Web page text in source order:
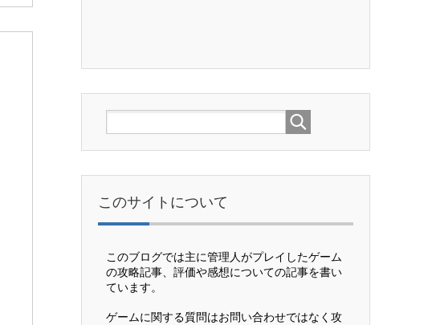
このサイトについて
このブログでは主に管理人がプレイしたゲーム
の攻略記事、評価や感想についての記事を書い
ています。
ゲームに関する質問はお問い合わせではなく攻